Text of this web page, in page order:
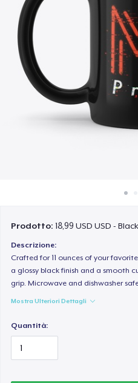
Vendi
Vendi
Prodotto:18,99 USD USD -
Descrizione:
Crafted for 11 ounces of your
a glossy black finish and a smooth
grip. Microwave and dishwasher
Mostra Ulteriori Dettagli
Quantità: